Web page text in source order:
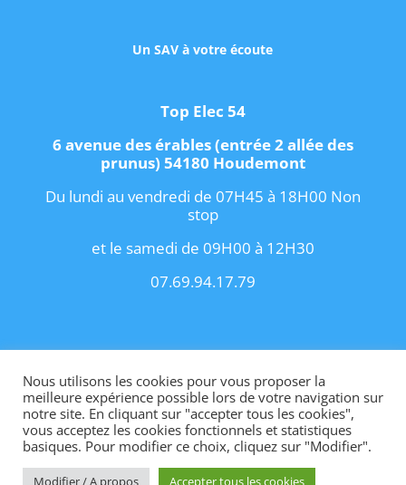
Un SAV à votre écoute
Top Elec 54
6 avenue des érables (entrée 2 allée des
prunus) 54180 Houdemont
Du lundi au vendredi de 07H45 à 18H00 Non
stop
et le samedi de 09H00 à 12H30
07.69.94.17.79
Copyright 2021 IConditions Générales de
VenteIContact
Site internet créé par OhMyConcept.fr
Nous utilisons les cookies pour vous proposer la
meilleure expérience possible lors de votre navigation sur
notre site. En cliquant sur "accepter tous les cookies",
vous acceptez les cookies fonctionnels et statistiques
basiques. Pour modifier ce choix, cliquez sur "Modifier".
Modifier / A propos Accepter tous les cookies